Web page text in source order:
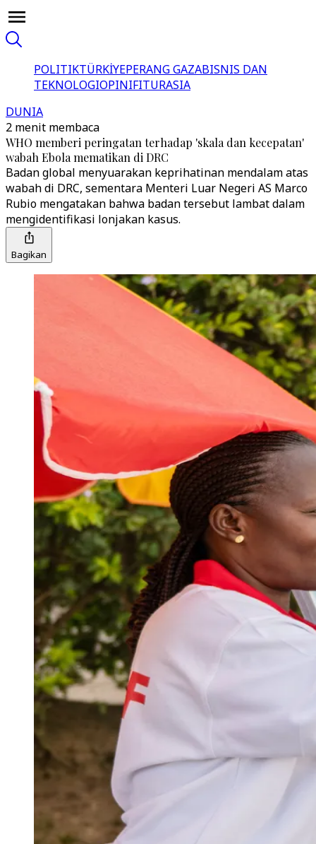
POLITIKTÜRKİYEPERANG GAZABISNIS DAN
TEKNOLOGIOPINIFITURASIA
DUNIA
2 menit membaca
WHO memberi peringatan terhadap 'skala dan kecepatan'
wabah Ebola mematikan di DRC
Badan global menyuarakan keprihatinan mendalam atas
wabah di DRC, sementara Menteri Luar Negeri AS Marco
Rubio mengatakan bahwa badan tersebut lambat dalam
mengidentifikasi lonjakan kasus.
Bagikan